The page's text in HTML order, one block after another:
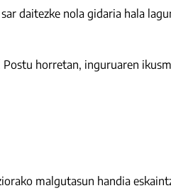
daitezke nola gidaria hala
horretan, inguruaren
malgutasun handia